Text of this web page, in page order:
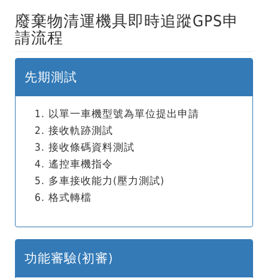
廢棄物清運機具即時追蹤GPS申
請流程
先期測試
以單一車機型號為單位提出申請
接收軌跡測試
接收條碼資料測試
遙控車機指令
多車接收能力(壓力測試)
格式轉檔
功能審驗(初審)